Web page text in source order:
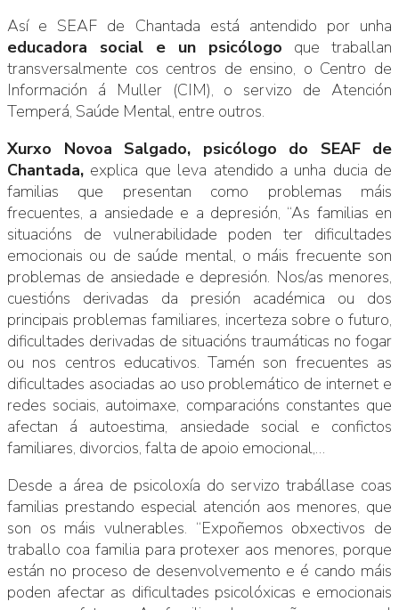
Así e SEAF de Chantada está antendido por unha
educadora social e un psicólogo que traballan
transversalmente cos centros de ensino, o Centro de
Información á Muller (CIM), o servizo de Atención
Temperá, Saúde Mental, entre outros.
Xurxo Novoa Salgado, psicólogo do SEAF de
Chantada, explica que leva atendido a unha ducia de
familias que presentan como problemas máis
frecuentes, a ansiedade e a depresión, “As familias en
situacións de vulnerabilidade poden ter dificultades
emocionais ou de saúde mental, o máis frecuente son
problemas de ansiedade e depresión. Nos/as menores,
cuestións derivadas da presión académica ou dos
principais problemas familiares, incerteza sobre o futuro,
dificultades derivadas de situacións traumáticas no fogar
ou nos centros educativos. Tamén son frecuentes as
dificultades asociadas ao uso problemático de internet e
redes sociais, autoimaxe, comparacións constantes que
afectan á autoestima, ansiedade social e confictos
familiares, divorcios, falta de apoio emocional,…
Desde a área de psicoloxía do servizo trabállase coas
familias prestando especial atención aos menores, que
son os máis vulnerables. “Expoñemos obxectivos de
traballo coa familia para protexer aos menores, porque
están no proceso de desenvolvemento e é cando máis
poden afectar as dificultades psicolóxicas e emocionais